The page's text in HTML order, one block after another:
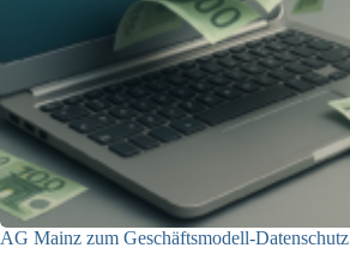
AG Mainz zum Geschäftsmodell-Datenschutz